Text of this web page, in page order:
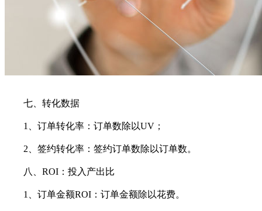
七、转化数据
1、订单转化率：订单数除以UV；
2、签约转化率：签约订单数除以订单数。
八、ROI：投入产出比
1、订单金额ROI：订单金额除以花费。